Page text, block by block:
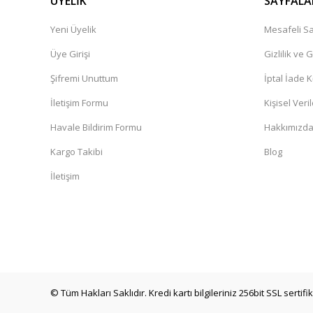
Yeni Üyelik
Üye Girişi
Şifremi Unuttum
İletişim Formu
Havale Bildirim Formu
Kargo Takibi
İletişim
Mesafeli
Gizlilik ve
İptal İade
Kişisel
Hakkımızda
Blog
© Tüm Hakları Saklıdır. Kredi kartı bilgileriniz 256bit SSL